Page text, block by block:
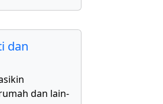
dan
dan lain-